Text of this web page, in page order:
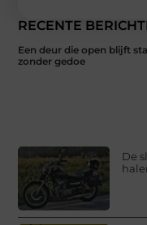
RECENTE
Een deur die open blijft
zonder gedoe
De